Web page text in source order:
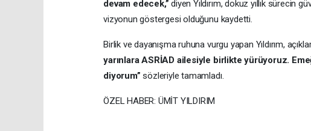
devam edecek,” diyen Yıldırım, dokuz yıllık sürecin
vizyonun göstergesi olduğunu kaydetti.
Birlik ve dayanışma ruhuna vurgu yapan Yıldırım,
yarınlara ASRİAD ailesiyle birlikte yürüyoruz.
diyorum” sözleriyle tamamladı.
ÖZEL HABER: ÜMİT YILDIRIM